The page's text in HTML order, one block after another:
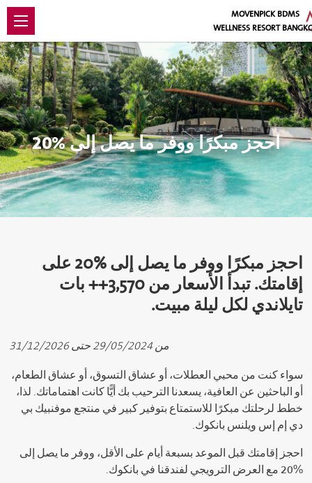
احجز مبكرًا ووفر ما يصل إلى ‎20%
احجز مبكرًا ووفر ما يصل إلى ‎20% على
إقامتك. تبدأ الأسعار من 3,570++ بات
تايلاندي لكل ليلة مبيت.
من 29/05/2024 حتى 31/12/2026
سواء كنت من محبي العطلات، أو عشاق التسوق، أو عشاق الطعام،
أو الباحثين عن العافية، يسعدنا الترحيب بك أيًّا كانت اهتماماتك. لذا،
خطط لرحلتك مبكرًا للاستمتاع بتوفير كبير في منتجع موفنبيك بي
دي إم إس ويلنس بانكوك.
احجز إقامتك قبل الموعد بسبعة أيام على الأقل، ووفر ما يصل إلى
‎20% مع العرض الترويجي لفندقنا في بانكوك.
MOVENPICK BDMS
WELLNESS RESORT